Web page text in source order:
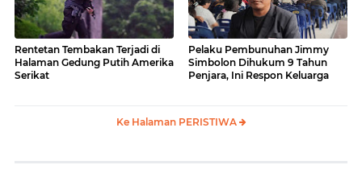
Rentetan Tembakan Terjadi di
Halaman Gedung Putih Amerika
Serikat
Pelaku Pembunuhan Jimmy
Simbolon Dihukum 9 Tahun
Penjara, Ini Respon Keluarga
Ke Halaman PERISTIWA